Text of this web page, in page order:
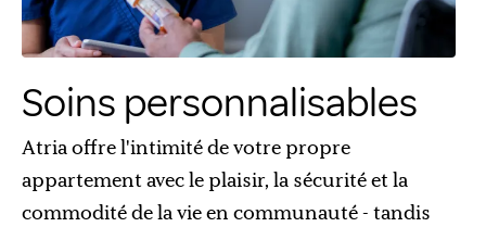
Soins personnalisables
Atria offre l'intimité de votre propre
appartement avec le plaisir, la sécurité et la
commodité de la vie en communauté - tandis